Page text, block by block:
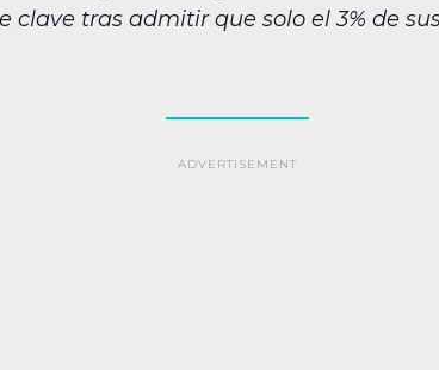
clave tras admitir que solo el 3% de